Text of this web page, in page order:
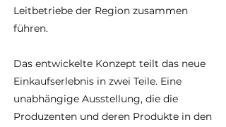
Leitbetriebe der Region zusammen
führen.
Das entwickelte Konzept teilt das neue
Einkaufserlebnis in zwei Teile. Eine
unabhängige Ausstellung, die die
Produzenten und deren Produkte in den